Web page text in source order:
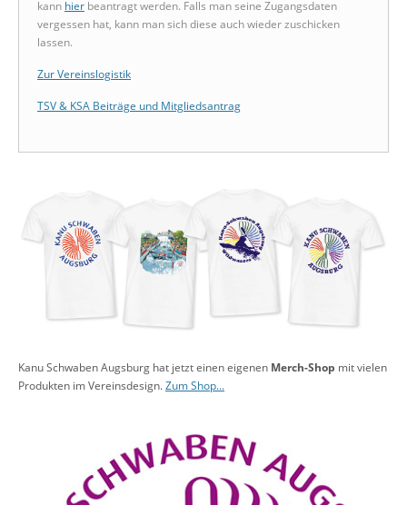
kann hier beantragt werden. Falls man seine Zugangsdaten
vergessen hat, kann man sich diese auch wieder zuschicken
lassen.
Zur Vereinslogistik
TSV & KSA Beiträge und Mitgliedsantrag
Kanu Schwaben Augsburg hat jetzt einen eigenen Merch-Shop mit vielen
Produkten im Vereinsdesign.Zum Shop...